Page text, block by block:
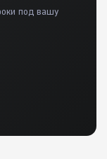
под вашу